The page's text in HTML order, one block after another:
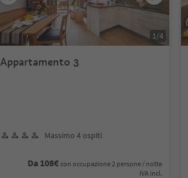
Appartamento 3
Massimo 4 ospiti
Da 108€ con occupazione 2 persone / notte
IVA incl.
1 /4